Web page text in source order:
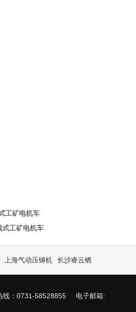
工矿电机车
工矿电机车
上海气动压铆机 长沙睿云栖
：0731-58528855 电子邮箱: